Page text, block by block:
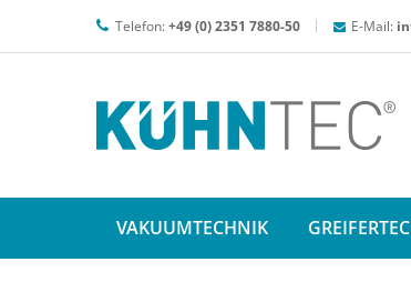
Telefon:+49 (0) 2351 7880-50 E-Mail:
VAKUUMTECHNIK